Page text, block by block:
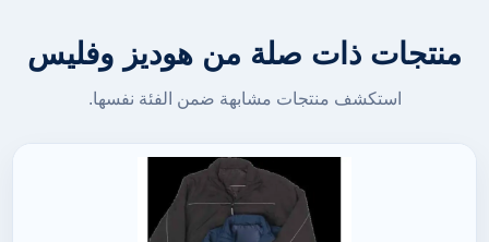
منتجات ذات صلة من هوديز وفليس
استكشف منتجات مشابهة ضمن الفئة نفسها.